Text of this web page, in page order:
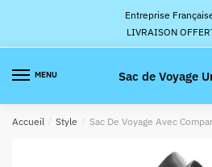
la
navigation
contenu
Entreprise
LIVRAISON
MENU Sac de Voyage
Accueil / Style / Sac De Voyage Avec